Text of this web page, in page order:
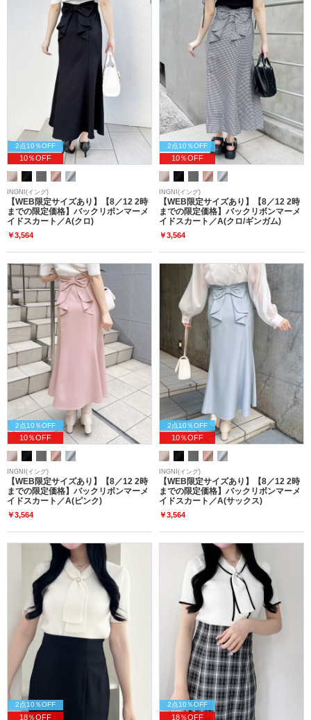
2点10％OFF
10％OFF
INGNI(イング)
【WEB限定サイズあり】【8／12 2時
までの限定価格】バックリボンマーメ
イドスカート／A(クロ)
￥3,564
2点10％OFF
10％OFF
INGNI(イング)
【WEB限定サイズあり】【8／12 2時
までの限定価格】バックリボンマーメ
イドスカート／A(クロ/ギンガム)
￥3,564
2点10％OFF
10％OFF
INGNI(イング)
【WEB限定サイズあり】【8／12 2時
までの限定価格】バックリボンマーメ
イドスカート／A(ピンク)
￥3,564
2点10％OFF
10％OFF
INGNI(イング)
【WEB限定サイズあり】【8／12 2時
までの限定価格】バックリボンマーメ
イドスカート／A(サックス)
￥3,564
2点10％OFF
18％OFF
2点10％OFF
18％OFF